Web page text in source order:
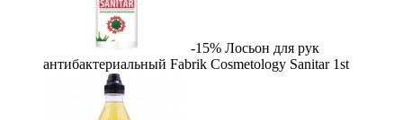
-15% Лосьон для рук
антибактериальный Fabrik Cosmetology Sanitar 1st